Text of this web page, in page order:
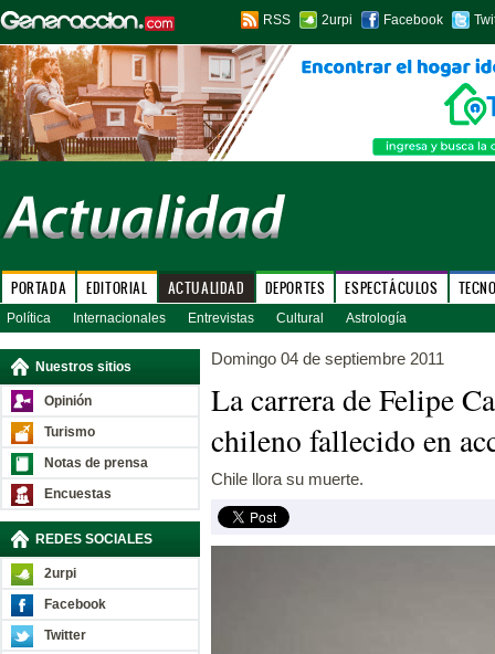
RSS 2urpi Facebook
PORTADA EDITORIAL ACTUALIDAD DEPORTES ESPECTÁCULOS
Política Internacionales Entrevistas Cultural Astrología
Nuestros sitios
Opinión
Turismo
Notas de prensa
Encuestas
REDES SOCIALES
2urpi
Facebook
Twitter
Domingo 04 de septiembre 2011
La carrera de Felipe
chileno fallecido en
Chile llora su muerte.